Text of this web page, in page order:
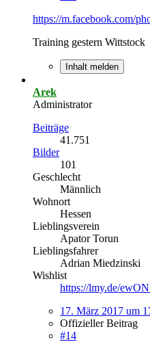
https://m.facebook.com/
Training gestern Wittstock
Inhalt melden
Arek
Administrator
Beiträge
41.751
Bilder
101
Geschlecht
Männlich
Wohnort
Hessen
Lieblingsverein
Apator Torun
Lieblingsfahrer
Adrian Miedzinski
Wishlist
https://lmy.de/
17. März 2017 um
Offizieller Beitrag
#14